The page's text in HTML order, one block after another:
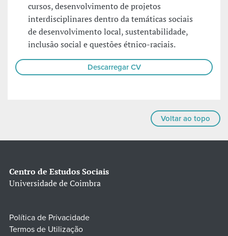
cursos, desenvolvimento de projetos
interdisciplinares dentro da temáticas sociais
de desenvolvimento local, sustentabilidade,
inclusão social e questões étnico-raciais.
Descarregar CV
Voltar ao topo
Centro de Estudos Sociais
Universidade de Coimbra
Política de Privacidade
Termos de Utilização